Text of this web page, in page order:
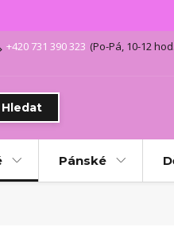
Hledat
+420 731 390 323 (Po-Pá, 10-12
Pánské